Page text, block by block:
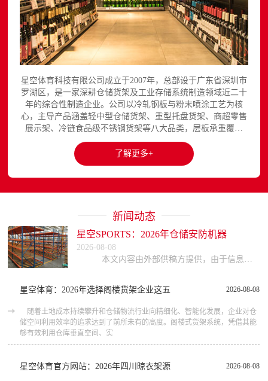
星空体育科技有限公司成立于2007年，总部设于广东省深圳市
罗湖区，是一家深耕仓储货架及工业存储系统制造领域近二十
年的综合性制造企业。公司以冷轧钢板与粉末喷涂工艺为核
心，主导产品涵盖轻中型仓储货架、重型托盘货架、商超零售
展示架、冷链食品级不锈钢货架等八大品类，层板承重覆盖
150至3000kg，产品出口欧美、东南亚、中东等区域市场，已
与国内外超过300家企业建立长期合作关系。星空平台官网提
供完整的产品展示与在线咨询服务...
了解更多+
新闻动态
星空SPORTS：2026年仓储安防机器
2026-08-08
2026-08-08
星空体育：2026年选择阁楼货架企业这五
随着土地成本持续攀升和仓储物流行业向精细化、智能化发展，企业对仓
储空间利用效率的追求达到了前所未有的高度。阁楼式货架系统，凭借其能
够有效利用仓库垂直空间、实
2026-08-08
星空体育官方网站：2026年四川晾衣架源